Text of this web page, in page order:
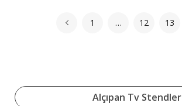
1 … 12 13
Alçıpan Tv Stendler